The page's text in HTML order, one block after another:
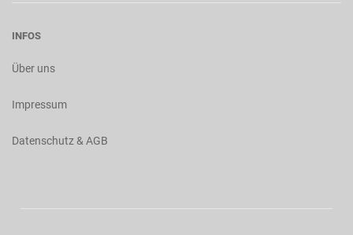
INFOS
Über uns
Impressum
Datenschutz & AGB